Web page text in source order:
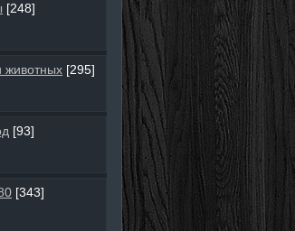
[248]
животных [295]
[93]
[343]